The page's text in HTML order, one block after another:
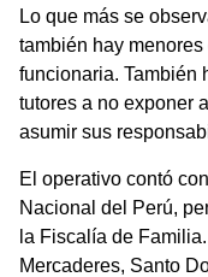
Lo que más se
también hay
funcionaria. También
tutores a no exponer
asumir sus
El operativo contó
Nacional del Perú,
la Fiscalía de
Mercaderes, Santo